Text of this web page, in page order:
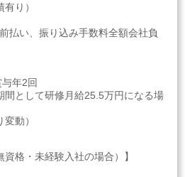
り）
払い、振り込み手数料全額会社負
年2回
として研修月給25.5万円になる場
動）
資格・未経験入社の場合）】